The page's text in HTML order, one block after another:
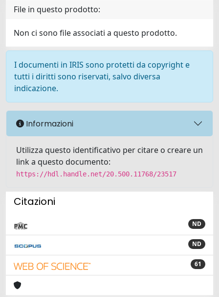
File in questo prodotto:
Non ci sono file associati a questo prodotto.
I documenti in IRIS sono protetti da copyright e
tutti i diritti sono riservati, salvo diversa
indicazione.
Informazioni
Utilizza questo identificativo per citare o creare un
link a questo documento:
https://hdl.handle.net/20.500.11768/23517
Citazioni
ND
ND
61